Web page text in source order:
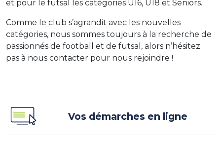
et pour le futsal les catégories U16, U18 et Seniors.
Comme le club s’agrandit avec les nouvelles
catégories, nous sommes toujours à la recherche de
passionnés de football et de futsal, alors n’hésitez
pas à nous contacter pour nous rejoindre !
Vos démarches en ligne